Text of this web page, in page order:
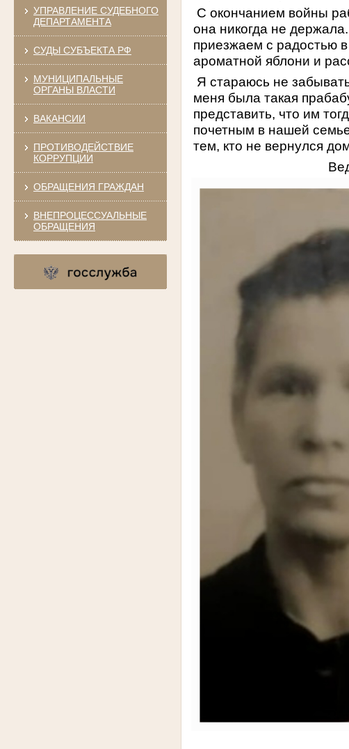
УПРАВЛЕНИЕ СУДЕБНОГО
ДЕПАРТАМЕНТА
СУДЫ СУБЪЕКТА РФ
МУНИЦИПАЛЬНЫЕ
ОРГАНЫ ВЛАСТИ
ВАКАНСИИ
ПРОТИВОДЕЙСТВИЕ
КОРРУПЦИИ
ОБРАЩЕНИЯ ГРАЖДАН
ВНЕПРОЦЕССУАЛЬНЫЕ
ОБРАЩЕНИЯ
С окончанием войны
она никогда не
приезжаем с радостью
ароматной яблони и
Я стараюсь не
меня была такая
представить, что им
почетным в нашей
тем, кто не вернулся